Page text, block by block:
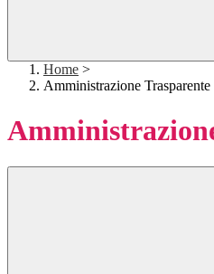
Home >
Amministrazione Trasparente